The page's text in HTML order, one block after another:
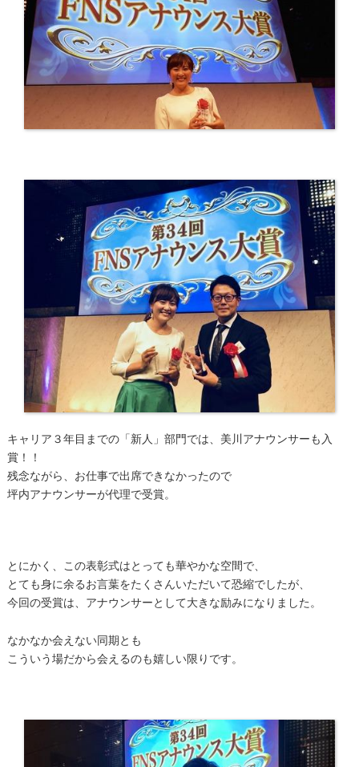
キャリア３年目までの「新人」部門では、美川アナウンサーも入
賞！！
残念ながら、お仕事で出席できなかったので
坪内アナウンサーが代理で受賞。
とにかく、この表彰式はとっても華やかな空間で、
とても身に余るお言葉をたくさんいただいて恐縮でしたが、
今回の受賞は、アナウンサーとして大きな励みになりました。
なかなか会えない同期とも
こういう場だから会えるのも嬉しい限りです。